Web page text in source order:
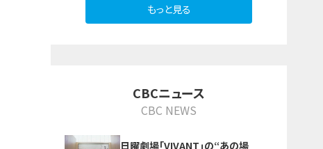
もっと見る
CBCニュース
CBC NEWS
日曜劇場｢VIVANT｣の“あの場